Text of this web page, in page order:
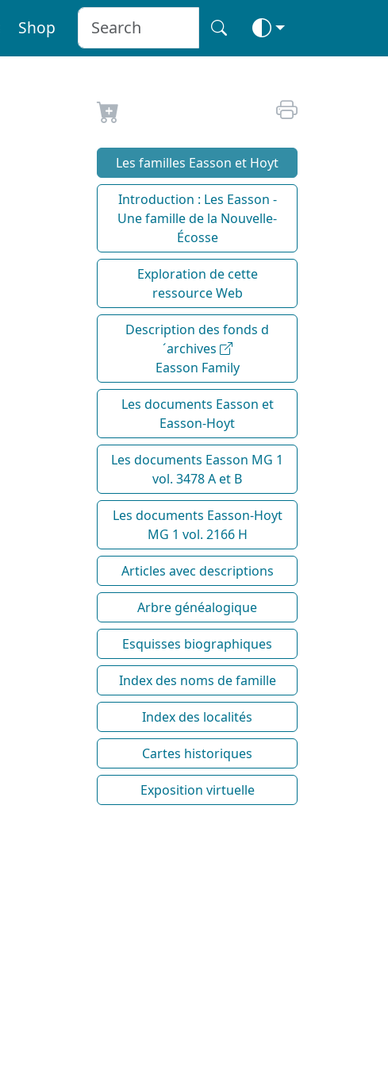
Shop
Les familles Easson et Hoyt
Introduction : Les Easson -
Une famille de la Nouvelle-
Écosse
Exploration de cette
ressource Web
Description des fonds d
´archives
Easson Family
Les documents Easson et
Easson-Hoyt
Les documents Easson MG 1
vol. 3478 A et B
Les documents Easson-Hoyt
MG 1 vol. 2166 H
Articles avec descriptions
Arbre généalogique
Esquisses biographiques
Index des noms de famille
Index des localités
Cartes historiques
Exposition virtuelle